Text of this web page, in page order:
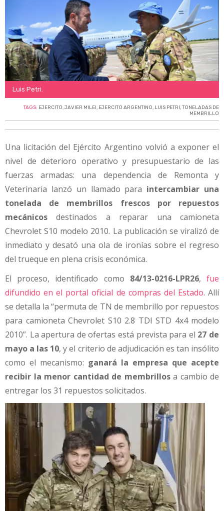
Luis Petri.
TAGS: EJERCITO,JAVIER MILEI , EJERCITO ARGENTINO, LUIS PETRI ,TONELADAS DE
MEMBRILLO
Una licitación del Ejército Argentino volvió a exponer el
nivel de deterioro operativo y presupuestario de las
fuerzas armadas: una dependencia de Remonta y
Veterinaria lanzó un llamado para intercambiar una
tonelada de membrillos frescos por repuestos
mecánicos destinados a reparar una camioneta
Chevrolet S10 modelo 2010. La publicación se viralizó de
inmediato y desató una ola de ironías sobre el regreso
del trueque en plena crisis económica.
El proceso, identificado como 84/13-0216-LPR26,fue
difundido en el portal oficial de compras del Estado. Allí
se detalla la “permuta de TN de membrillo por repuestos
para camioneta Chevrolet S10 2.8 TDI STD 4x4 modelo
2010”. La apertura de ofertas está prevista para el 27 de
mayo a las 10, y el criterio de adjudicación es tan insólito
como el mecanismo: ganará la empresa que acepte
recibir la menor cantidad de membrillosa cambio de
entregar los 31 repuestos solicitados.